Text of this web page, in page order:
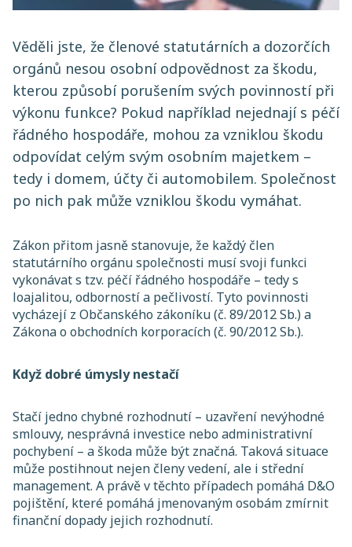
Věděli jste, že členové statutárních a dozorčích
orgánů nesou osobní odpovědnost za škodu,
kterou způsobí porušením svých povinností při
výkonu funkce? Pokud například nejednají s péčí
řádného hospodáře, mohou za vzniklou škodu
odpovídat celým svým osobním majetkem –
tedy i domem, účty či automobilem. Společnost
po nich pak může vzniklou škodu vymáhat.
Zákon přitom jasně stanovuje, že každý člen
statutárního orgánu společnosti musí svoji funkci
vykonávat s tzv. péčí řádného hospodáře – tedy s
loajalitou, odborností a pečlivostí. Tyto povinnosti
vycházejí z Občanského zákoníku (č. 89/2012 Sb.) a
Zákona o obchodních korporacích (č. 90/2012 Sb.).
Když dobré úmysly nestačí
Stačí jedno chybné rozhodnutí – uzavření nevýhodné
smlouvy, nesprávná investice nebo administrativní
pochybení – a škoda může být značná. Taková situace
může postihnout nejen členy vedení, ale i střední
management. A právě v těchto případech pomáhá D&O
pojištění, které pomáhá jmenovaným osobám zmírnit
finanční dopady jejich rozhodnutí.